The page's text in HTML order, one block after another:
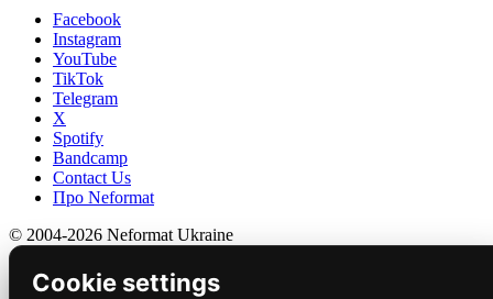
Facebook
Instagram
YouTube
TikTok
Telegram
X
Spotify
Bandcamp
Contact Us
Про Neformat
© 2004-2026 Neformat Ukraine
Cookie settings